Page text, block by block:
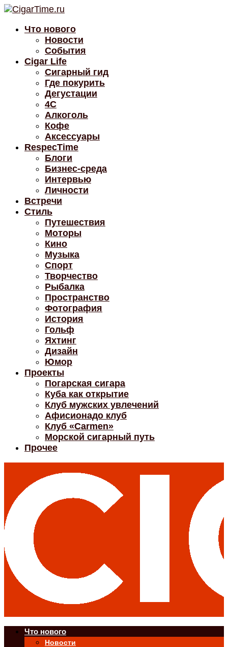
Что нового
Новости
События
Cigar Life
Сигарный гид
Где покурить
Дегустации
4C
Алкоголь
Кофе
Аксессуары
RespecTime
Блоги
Бизнес-среда
Интервью
Личности
Встречи
Стиль
Путешествия
Моторы
Кино
Музыка
Спорт
Творчество
Рыбалка
Пространство
Фотография
История
Гольф
Яхтинг
Дизайн
Юмор
Проекты
Погарская сигара
Куба как открытие
Клуб мужских увлечений
Афисионадо клуб
Клуб «Carmen»
Морской сигарный путь
Прочее
Что нового
Новости